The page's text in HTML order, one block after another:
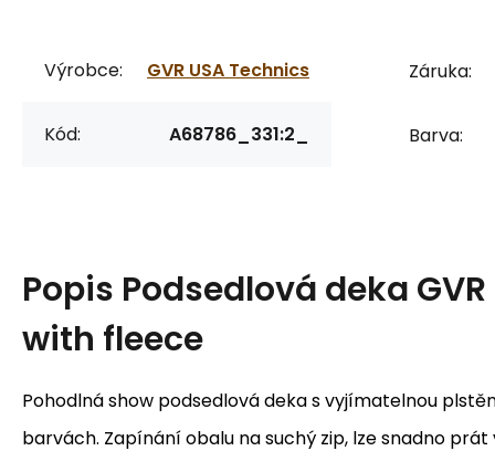
Výrobce: GVR USA Technics
Kód: A68786_331:2_
Záruka:
Barva:
Popis Podsedlová deka
with fleece
Pohodlná show podsedlová deka s vyjímatelnou
barvách. Zapínání obalu na suchý zip, lze snadno